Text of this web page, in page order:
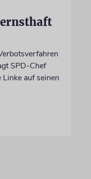
SPD-Chef
auf seinen